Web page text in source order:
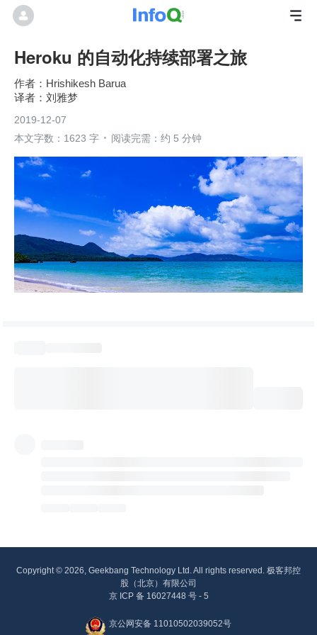
Heroku 的自动化持续部署之旅
Hrishikesh Barua
刘雅梦
2019-12-07
本文字数：1623 字
阅读完需：约 5 分钟
Copyright © 2026, Geekbang Technology Ltd. All rights reserved. 极客邦控
股（北京）有限公司
京 ICP 备 16027448 号 - 5
京公网安备 11010502039052号